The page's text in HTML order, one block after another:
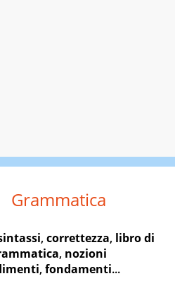
Grammatica
,correttezza, libro di
, nozioni
,fondamenti...